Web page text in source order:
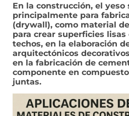
En la construcción, el yeso
principalmente para
(drywall), como material
para crear superficies lisas
techos, en la elaboración
arquitectónicos
en la fabricación de
componente en
juntas.